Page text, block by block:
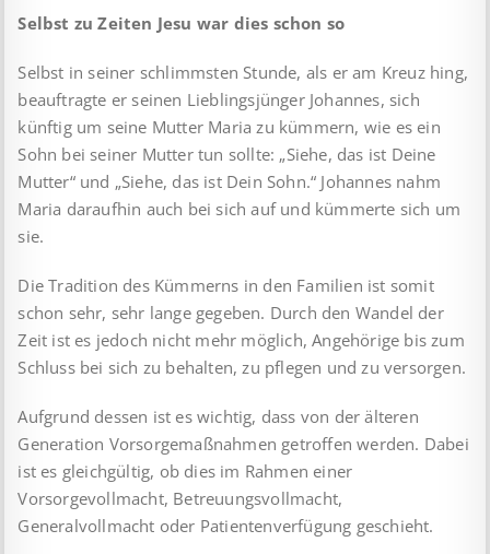
Selbst zu Zeiten Jesu war dies schon so
Selbst in seiner schlimmsten Stunde, als er am Kreuz hing,
beauftragte er seinen Lieblingsjünger Johannes, sich
künftig um seine Mutter Maria zu kümmern, wie es ein
Sohn bei seiner Mutter tun sollte: „Siehe, das ist Deine
Mutter“ und „Siehe, das ist Dein Sohn.“ Johannes nahm
Maria daraufhin auch bei sich auf und kümmerte sich um
sie.
Die Tradition des Kümmerns in den Familien ist somit
schon sehr, sehr lange gegeben. Durch den Wandel der
Zeit ist es jedoch nicht mehr möglich, Angehörige bis zum
Schluss bei sich zu behalten, zu pflegen und zu versorgen.
Aufgrund dessen ist es wichtig, dass von der älteren
Generation Vorsorgemaßnahmen getroffen werden. Dabei
ist es gleichgültig, ob dies im Rahmen einer
Vorsorgevollmacht, Betreuungsvollmacht,
Generalvollmacht oder Patientenverfügung geschieht.